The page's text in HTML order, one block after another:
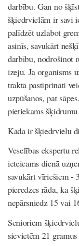
darbību. Gan no
šķiedrvielām ir savi
palīdzēt uzlabot
asinīs, savukārt
darbību, nodrošinot
izeju. Ja organisms
traktā pastiprināti
uzpūšanos, pat
pietiekams
Kāda ir šķiedrvielu
Veselības ekspertu
ieteicams dienā
savukārt vīriešiem -
pieredzes rāda, ka
nepārsniedz 15 vai
Senioriem
sievietēm 21